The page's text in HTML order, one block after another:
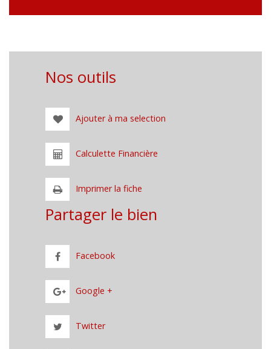
Nos outils
Ajouter à ma selection
Calculette Financière
Imprimer la fiche
Partager le bien
Facebook
Google +
Twitter